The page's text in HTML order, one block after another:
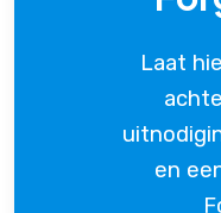
Laat
en